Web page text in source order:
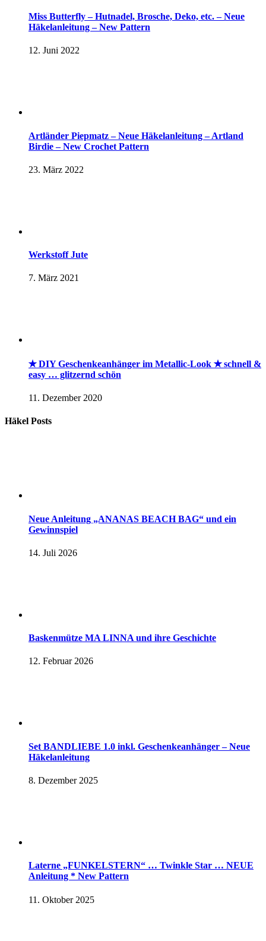
Miss Butterfly – Hutnadel, Brosche, Deko, etc. – Neue
Häkelanleitung – New Pattern
12. Juni 2022
Artländer Piepmatz – Neue Häkelanleitung – Artland
Birdie – New Crochet Pattern
23. März 2022
Werkstoff Jute
7. März 2021
✭ DIY Geschenkeanhänger im Metallic-Look ✭ schnell &
easy … glitzernd schön
11. Dezember 2020
Häkel Posts
Neue Anleitung „ANANAS BEACH BAG“ und ein
Gewinnspiel
14. Juli 2026
Baskenmütze MA LINNA und ihre Geschichte
12. Februar 2026
Set BANDLIEBE 1.0 inkl. Geschenkeanhänger – Neue
Häkelanleitung
8. Dezember 2025
Laterne „FUNKELSTERN“ … Twinkle Star … NEUE
Anleitung * New Pattern
11. Oktober 2025